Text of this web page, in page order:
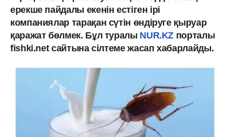
ерекше пайдалы екенін естіген ірі
компаниялар тарақан сүтін өндіруге қыруар
қаражат бөлмек. Бұл туралы NUR.KZ порталы
fishki.net сайтына сілтеме жасап хабарлайды.